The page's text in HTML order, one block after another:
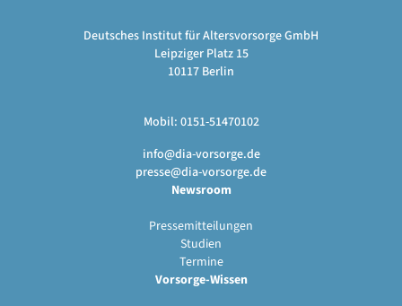
Deutsches Institut für Altersvorsorge GmbH
Leipziger Platz 15
10117 Berlin
Mobil: 0151-51470102
info@dia-vorsorge.de
presse@dia-vorsorge.de
Newsroom
Pressemitteilungen
Studien
Termine
Vorsorge-Wissen